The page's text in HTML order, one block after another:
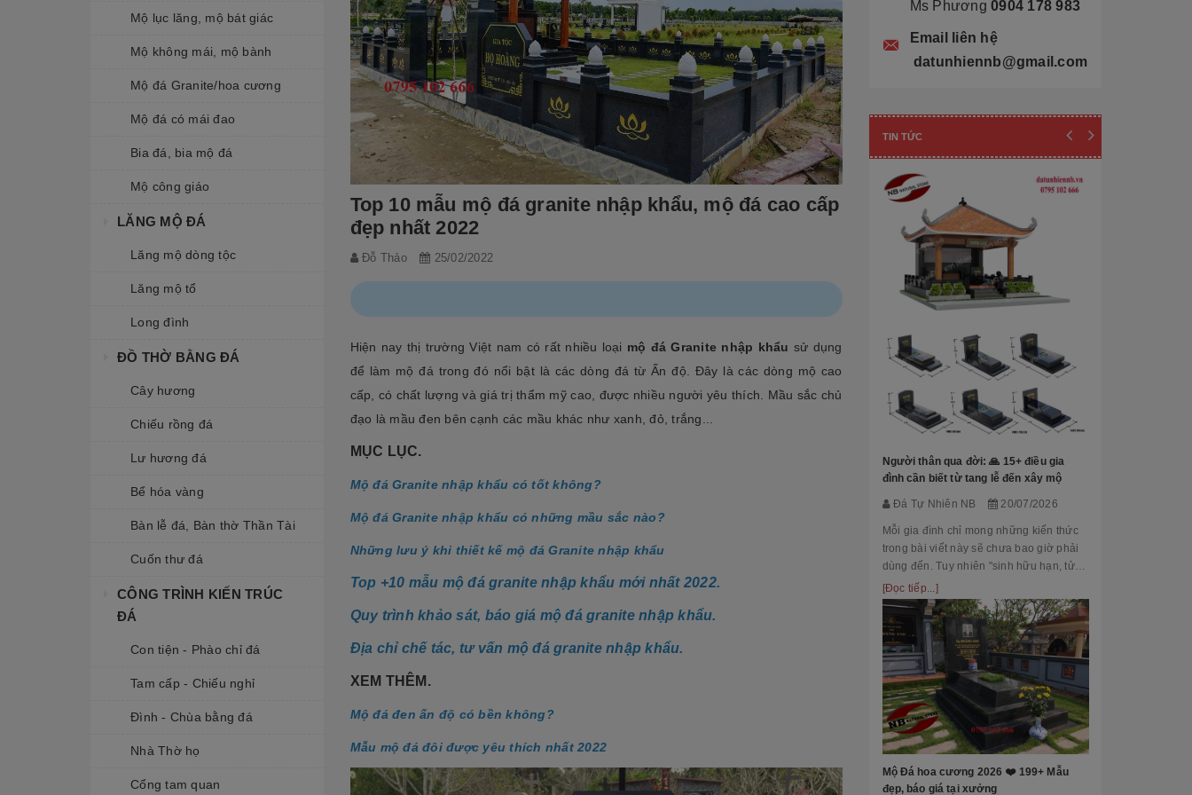
Mộ lục lăng, mộ bát giác
Mộ không mái, mộ bành
Mộ đá Granite/hoa cương
Mộ đá có mái đao
Bia đá, bia mộ đá
Mộ công giáo
LĂNG MỘ ĐÁ
Lăng mộ dòng tộc
Lăng mộ tổ
Long đình
ĐỒ THỜ BẰNG ĐÁ
Cây hương
Chiếu rồng đá
Lư hương đá
Bể hóa vàng
Bàn lễ đá, Bàn thờ Thần Tài
Cuốn thư đá
CÔNG TRÌNH KIẾN TRÚC
ĐÁ
Con tiện - Phào chỉ đá
Tam cấp - Chiếu nghỉ
Đình - Chùa bằng đá
Nhà Thờ họ
Cổng tam quan
Top 10 mẫu mộ đá granite nhập khẩu, mộ đá cao cấp
đẹp nhất 2022
Đỗ Thảo 25/02/2022
Hiện nay thị trường Việt nam có rất nhiều loại mộ đá Granite nhập khẩu sử dụng
để làm mộ đá trong đó nổi bật là các dòng đá từ Ấn độ. Đây là các dòng mộ cao
cấp, có chất lượng và giá trị thẩm mỹ cao, được nhiều người yêu thích. Mầu sắc chủ
đạo là mầu đen bên cạnh các mầu khác như xanh, đỏ, trắng...
MỤC LỤC.
Mộ đá Granite nhập khẩu có tốt không?
Mộ đá Granite nhập khẩu có những mầu sắc nào?
Những lưu ý khi thiết kế mộ đá Granite nhập khẩu
Top +10 mẫu mộ đá granite nhập khẩu mới nhất 2022.
Quy trình khảo sát, báo giá mộ đá granite nhập khẩu.
Địa chỉ chế tác, tư vấn mộ đá granite nhập khẩu.
XEM THÊM.
Mộ đá đen ấn độ có bền không?
Mẫu mộ đá đôi được yêu thích nhất 2022
Ms Phương 0904 178 983
Email liên hệ
datunhiennb@gmail.com
TIN TỨC
Người thân qua đời: 🙏 15+ điều gia
đình cần biết từ tang lễ đến xây mộ
Đá Tự Nhiên NB 20/07/2026
Mỗi gia đình chỉ mong những kiến thức
trong bài viết này sẽ chưa bao giờ phải
dùng đến. Tuy nhiên "sinh hữu hạn, tử
bất kỳ" việc chuẩn bị đầy đủ kiến thức về
các thủ tục, nghi lễ và xây dựng mộ
phầ...
[Đọc tiếp...]
Mộ Đá hoa cương 2026 ❤️ 199+ Mẫu
đẹp, báo giá tại xưởng